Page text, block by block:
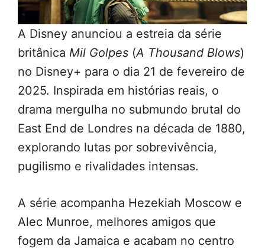
A Disney anunciou a estreia da série
britânica Mil Golpes (A Thousand Blows)
no Disney+ para o dia 21 de fevereiro de
2025. Inspirada em histórias reais, o
drama mergulha no submundo brutal do
East End de Londres na década de 1880,
explorando lutas por sobrevivência,
pugilismo e rivalidades intensas.
A série acompanha Hezekiah Moscow e
Alec Munroe, melhores amigos que
fogem da Jamaica e acabam no centro